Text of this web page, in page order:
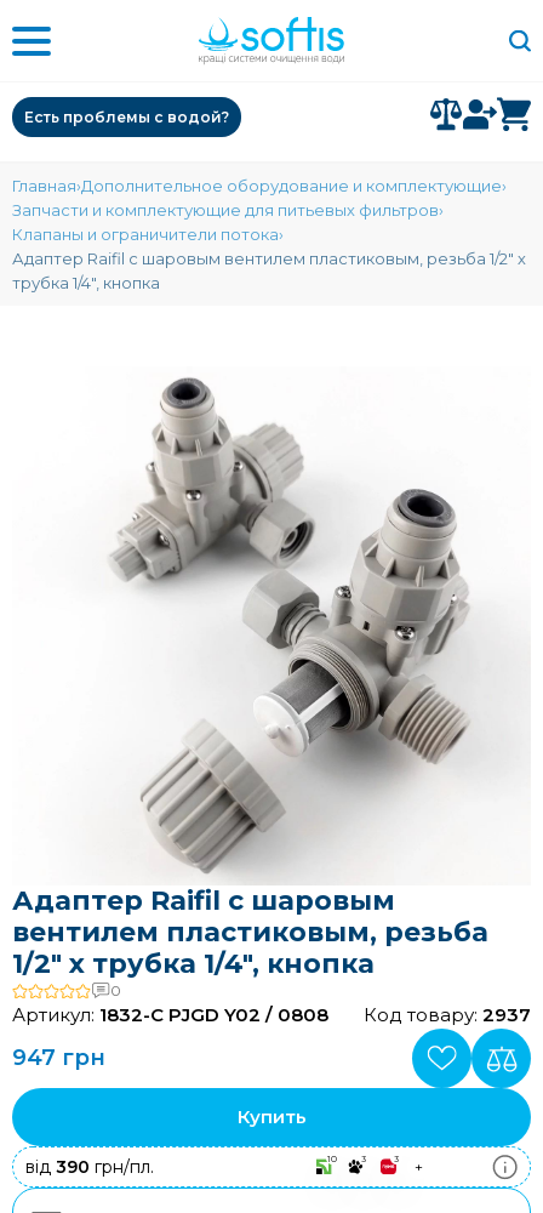
Есть проблемы с водой?
Главная Дополнительное оборудование и комплектующие
Запчасти и комплектующие для питьевых фильтров
Клапаны и ограничители потока
Адаптер Raifil с шаровым вентилем пластиковым, резьба 1/2" х
трубка 1/4", кнопка
Адаптер Raifil с шаровым
вентилем пластиковым, резьба
1/2" х трубка 1/4", кнопка
0
Артикул: 1832-C PJGD Y02 / 0808 Код товару: 2937
947 грн
Купить
від 390 грн/пл. 10 3 3 +